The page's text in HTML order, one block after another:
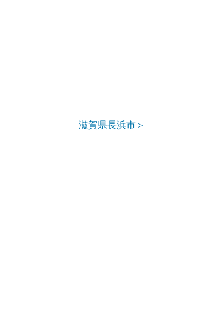
＞
滋賀県長浜市